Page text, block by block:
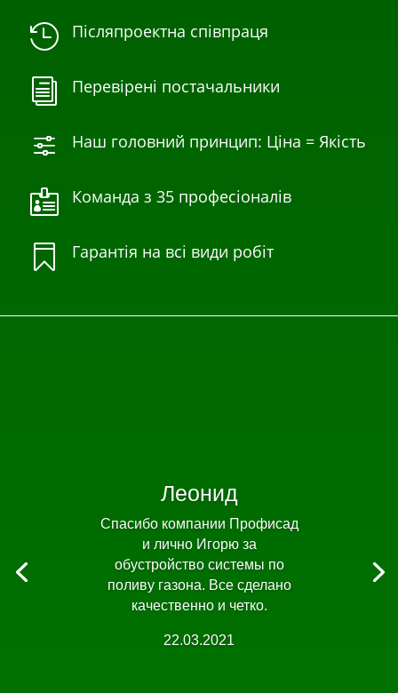
 Післяпроектна співпраця
i Перевірені постачальники
f Наш головний принцип: Ціна = Якість
 Команда з 35 професіоналів
 Гарантія на всі види робіт
Леонид
Спасибо компании Профисад
и лично Игорю за
обустройство системы по
поливу газона. Все сделано
качественно и четко.
22.03.2021